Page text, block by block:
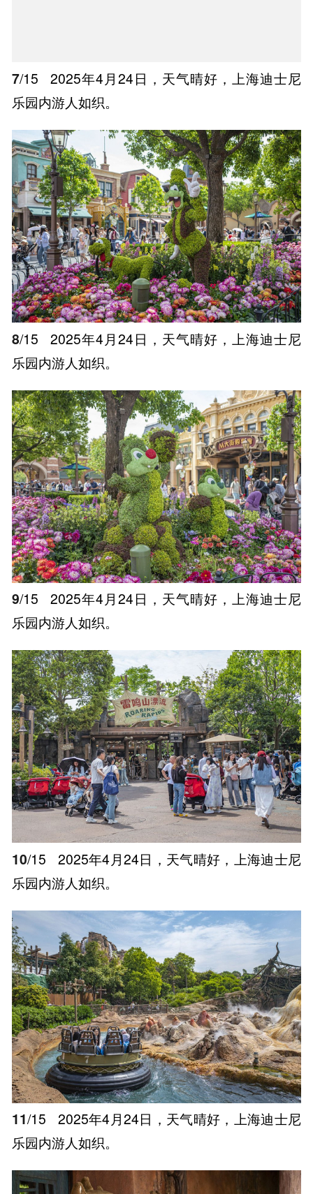
7/15
2025年4月24日，天气晴好，上海迪士尼
乐园内游人如织。
8/15
2025年4月24日，天气晴好，上海迪士尼
乐园内游人如织。
9/15
2025年4月24日，天气晴好，上海迪士尼
乐园内游人如织。
10/15
2025年4月24日，天气晴好，上海迪士尼
乐园内游人如织。
11/15
2025年4月24日，天气晴好，上海迪士尼
乐园内游人如织。